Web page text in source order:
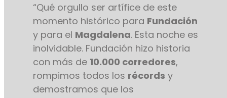
“Qué orgullo ser artífice de este
momento histórico para Fundación
y para el Magdalena. Esta noche es
inolvidable. Fundación hizo historia
con más de 10.000 corredores,
rompimos todos los récords y
demostramos que los